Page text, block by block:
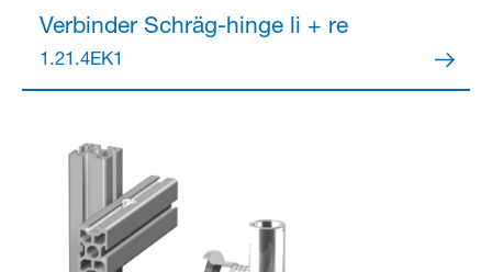
VerbinderSchräg-hinge li + re
1.21.4EK1